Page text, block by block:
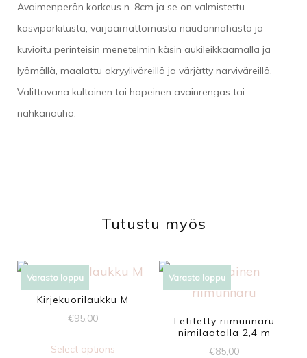
Avaimenperän korkeus n. 8cm ja se on valmistettu
kasviparkitusta, värjäämättömästä naudannahasta ja
kuvioitu perinteisin menetelmin käsin aukileikkaamalla ja
lyömällä, maalattu akryyliväreillä ja värjätty narviväreillä.
Valittavana kultainen tai hopeinen avainrengas tai
nahkanauha.
Tutustu myös
Varasto loppu
Kirjekuorilaukku M
€95,00
Select options
Varasto loppu
Letitetty riimunnaru
nimilaatalla 2,4 m
€85,00